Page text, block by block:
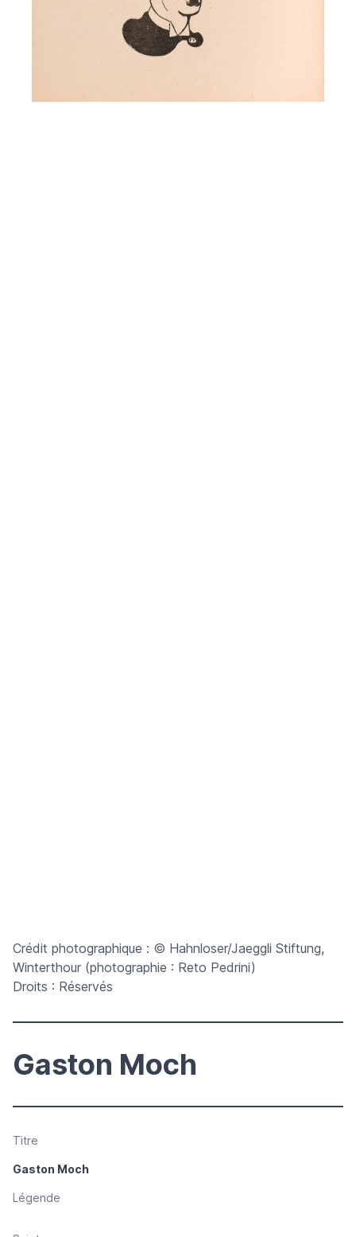
Crédit photographique : © Hahnloser/Jaeggli Stiftung,
Winterthour (photographie : Reto Pedrini)
Droits : Réservés
Gaston Moch
Titre
Gaston Moch
Légende